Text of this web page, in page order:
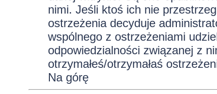
nimi. Jeśli ktoś ich nie
ostrzeżenia decyduje
wspólnego z ostrzeżeniami
odpowiedzialności związanej z
otrzymałeś/otrzymałaś
Na górę